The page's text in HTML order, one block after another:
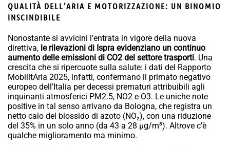
QUALITÀ DELL’ARIA E MOTORIZZAZIONE: UN BINOMIO
INSCINDIBILE
Nonostante si avvicini l’entrata in vigore della nuova
direttiva, le rilevazioni di Ispra evidenziano un continuo
aumento delle emissioni di CO2 del settore trasporti. Una
crescita che si ripercuote sulla salute: i dati del Rapporto
MobilitAria 2025, infatti, confermano il primato negativo
europeo dell’Italia per decessi prematuri attribuibili agli
inquinanti atmosferici PM2.5, NO2 e O3. Le uniche note
positive in tal senso arrivano da Bologna, che registra un
netto calo del biossido di azoto (NO₂), con una riduzione
del 35% in un solo anno (da 43 a 28 µg/m³). Altrove c’è
qualche miglioramento ma minimo.